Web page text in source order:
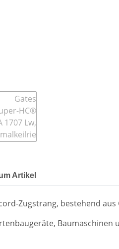
Artikel
Zugstrang, bestehend
Baumaschinen